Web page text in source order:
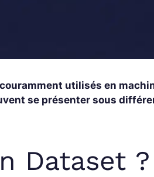
utilisés en
se présenter sous
Dataset ?